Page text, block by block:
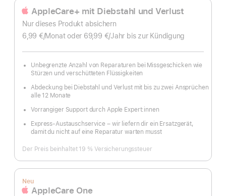
AppleCare+ mit Diebstahl und Verlust
Nur dieses Produkt absichern
6,99 €/Monatpro
oder 69,99 €/Jahr Pro
bis zur Kündigung
Unbegrenzte Anzahl von Reparaturen bei Missgeschicken wie
Stürzen und verschütteten Flüssigkeiten
Abdeckung bei Diebstahl und Verlust mit bis zu zwei Ansprüchen
alle 12 Monate
Vorrangiger Support durch Apple Expert:innen
Express-Austauschservice – wir liefern dir ein Ersatzgerät,
damit du nicht auf eine Reparatur warten musst
Der Preis beinhaltet 19 % Versicherungssteuer
Neu
AppleCare One